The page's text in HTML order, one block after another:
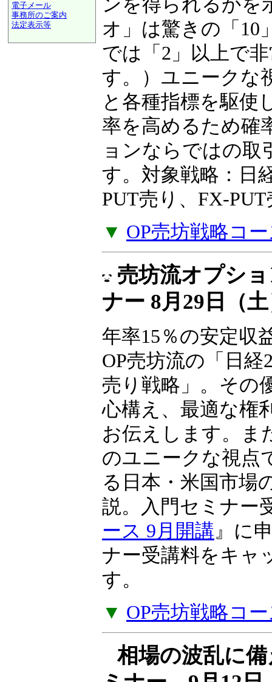
電子メール
事務所のご案内
法定表示等
ンを得られるかを
オ」は驚きの「10
では「2」以上で
す。）ユニークな
と各種指標を駆使
率を高めるため確
ョンならではの取
す。対象戦略：日
PUT売り、FX-
▼ OP売坊戦略コ
売坊流オプシ
ナー 8月29日（
年率15％の安定収
OP売坊流の「日経
売り戦略」。その
心構え、最適な権
お伝えします。ま
のユニークな視点
る日本・米国市場
説。入門セミナー
ース 9月開講』に
ナー受講料をキャ
す。
▼ OP売坊戦略コ
相場の波乱に